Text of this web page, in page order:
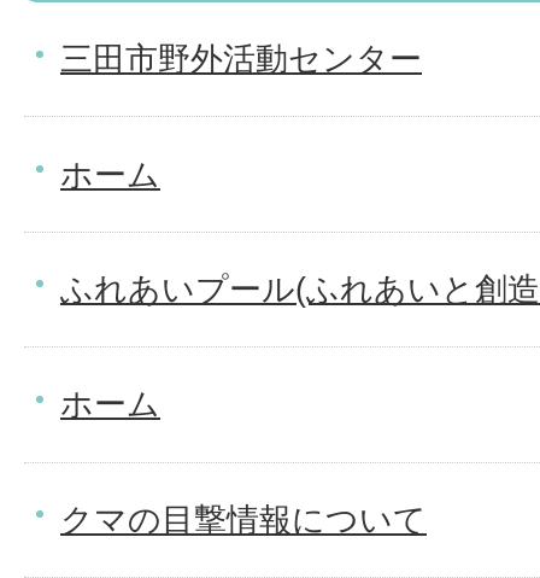
三田市野外活動センター
ホーム
ふれあいプール(ふれあいと創
ホーム
クマの目撃情報について